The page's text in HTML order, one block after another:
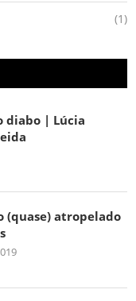
(1)
diabo | Lúcia
(quase) atropelado